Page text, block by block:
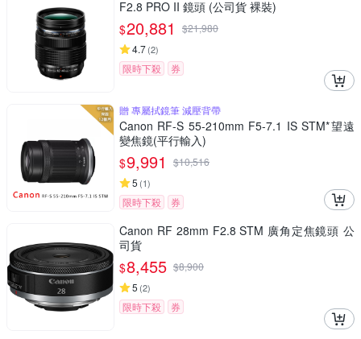
F2.8 PRO II 鏡頭 (公司貨 裸裝)
$20,881 $21,980
4.7(2)
限時下殺 券
贈 專屬拭鏡筆 減壓背帶
Canon RF-S 55-210mm F5-7.1 IS STM*望遠
變焦鏡(平行輸入)
$9,991 $10,516
5 (1)
限時下殺 券
Canon RF 28mm F2.8 STM 廣角定焦鏡頭 公
司貨
$8,455 $8,900
5 (2)
限時下殺 券